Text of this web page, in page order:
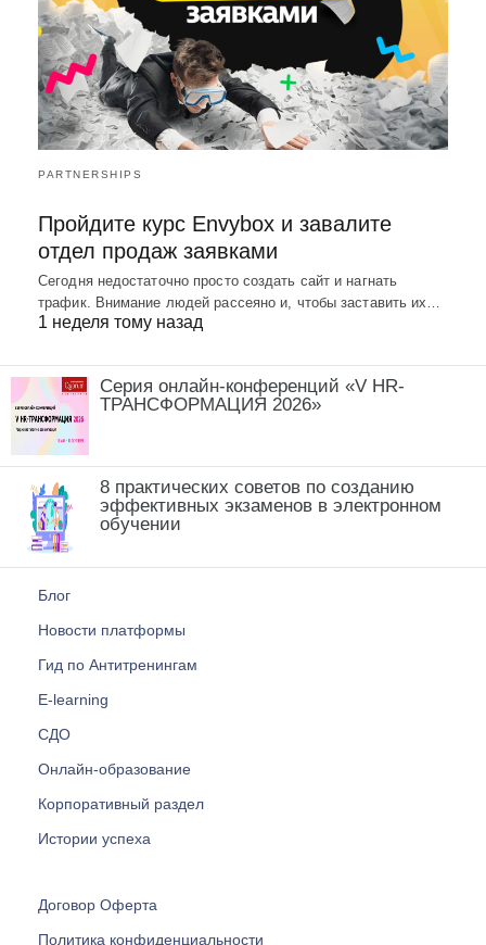
PARTNERSHIPS
Пройдите курс Envybox и завалите
отдел продаж заявками
Сегодня недостаточно просто создать сайт и нагнать
трафик. Внимание людей рассеяно и, чтобы заставить их…
1 неделя тому назад
Серия онлайн-конференций «V HR-
ТРАНСФОРМАЦИЯ 2026»
8 практических советов по созданию
эффективных экзаменов в электронном
обучении
Блог
Новости платформы
Гид по Антитренингам
E-learning
СДО
Онлайн-образование
Корпоративный раздел
Истории успеха
Договор Оферта
Политика конфиденциальности